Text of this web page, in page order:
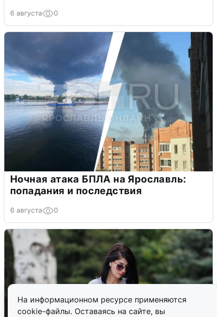
На информационном ресурсе применяются
cookie-файлы. Оставаясь на сайте, вы
6 августа 0
Ночная атака БПЛА на Ярославль:
попадания и последствия
6 августа 0